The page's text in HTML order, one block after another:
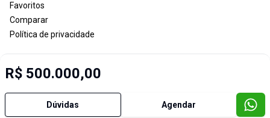
R$ 500.000,00
Dúvidas Agendar
Favoritos
Comparar
Política de privacidade
Selo de Tecnologia Loft